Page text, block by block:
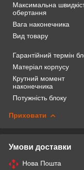
Максимальна
обертання
Вага наконечника
Вид товару
Гарантійний термін
Матеріал корпусу
Крутний момент
наконечника
Потужність блоку
Приховати
Умови доставки
Нова Пошта